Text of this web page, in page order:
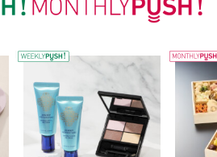
WEEKLY PUSH